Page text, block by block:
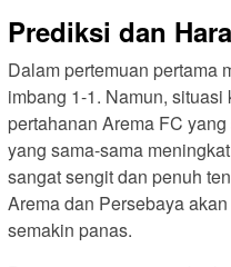
Prediksi dan
Dalam pertemuan pertama
imbang 1-1. Namun,
pertahanan Arema FC
yang sama-sama
sangat sengit dan penuh
Arema dan Persebaya
semakin panas.